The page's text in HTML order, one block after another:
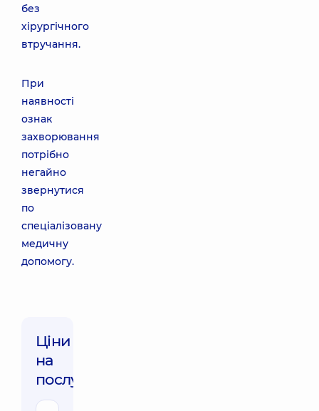
без
хірургічного
втручання.
При
наявності
ознак
захворювання
потрібно
негайно
звернутися
по
спеціалізовану
медичну
допомогу.
Ціни
на
послуги: